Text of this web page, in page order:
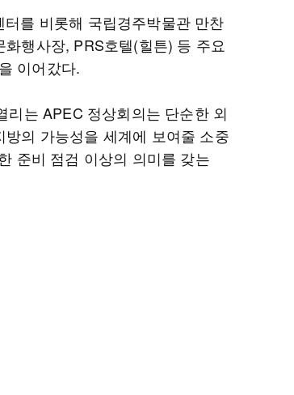
를 비롯해 국립경주박물관 만찬
행사장, PRS호텔(힐튼) 등 주요
이어갔다.
리는 APEC 정상회의는 단순한 외
의 가능성을 세계에 보여줄 소중
준비 점검 이상의 의미를 갖는